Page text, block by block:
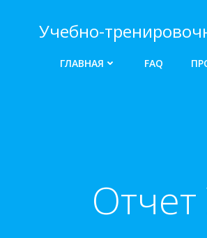
содержимому
Учебно-
ГЛАВНАЯ FAQ